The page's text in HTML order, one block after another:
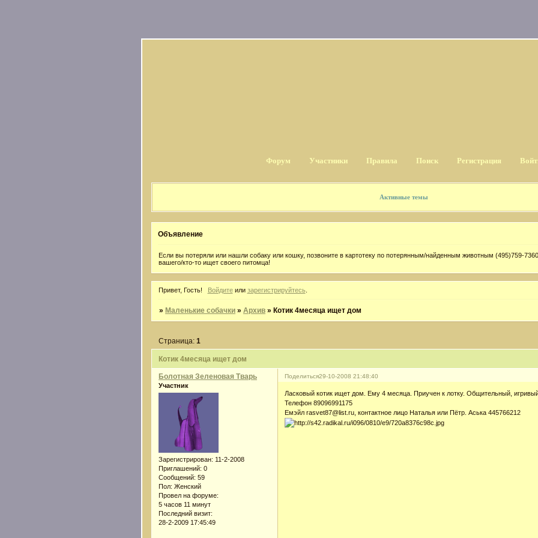
Форум Участники Правила Поиск Регистрация
Активные темы
Объявление
Если вы потеряли или нашли собаку или кошку, позвоните в картотеку по потерянным/найденным животным (495)759-
вашего/кто-то ищет своего питомца!
Привет, Гость! Войдитеили зарегистрируйтесь
» Маленькие собачки »Архив » Котик 4месяца ищет дом
Котик 4месяца ищет дом
Страница:1
Поделиться29-10-2008 21:48:40
Болотная Зеленовая Тварь
Участник
Зарегистрирован: 11-2-2008
Приглашений: 0
Сообщений: 59
Пол: Женский
Провел на форуме:
5 часов 11 минут
Последний визит:
28-2-2009 17:45:49
Ласковый котик ищет дом. Ему 4 месяца. Приучен к лотку. Общительный,
Телефон 89096991175
Емэйл rasvet87@list.ru, контактное лицо Наталья или Пётр. Аська 445766212